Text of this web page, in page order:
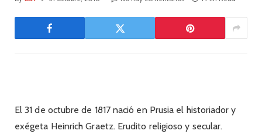
El 31 de octubre de 1817 nació en Prusia el historiador y
exégeta Heinrich Graetz. Erudito religioso y secular.